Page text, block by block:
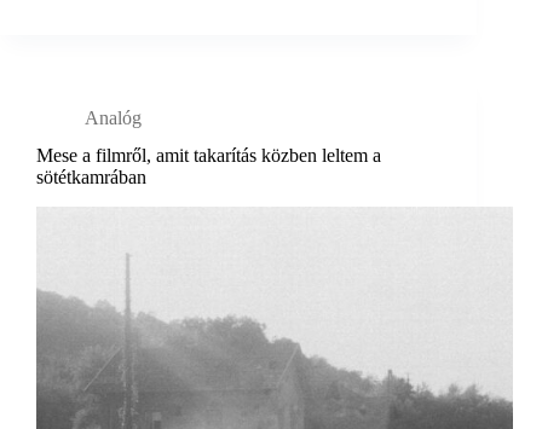
Analóg
Mese a filmről, amit takarítás közben leltem a
sötétkamrában